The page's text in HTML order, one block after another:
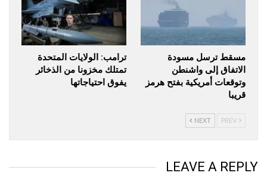
مسقط ترسل مسودة
الاتفاق إلى واشنطن
وتوقعات أمريكية بفتح هرمز
قريبا
ترامب: الولايات المتحدة
تمتلك مخزونا من الذخائر
يفوق احتياجاتها
NEXT
LEAVE A REPLY